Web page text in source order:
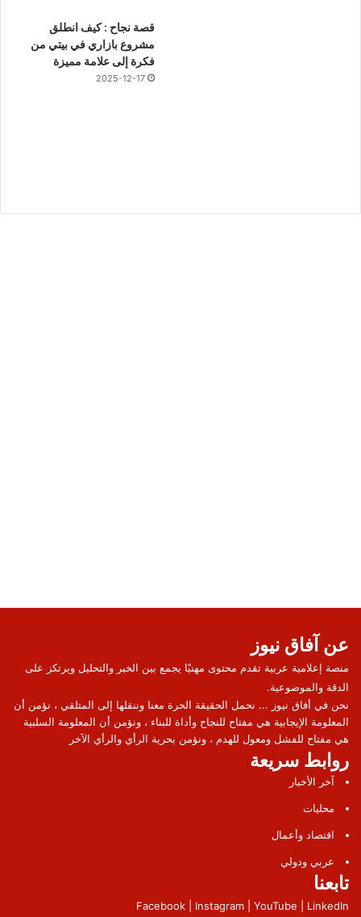
قصة نجاح : كيف انطلق
مشروع بازاري في بيتي من
فكرة إلى علامة مميزة
2025-12-17
عن آفاق نيوز
منصة إعلامية عربية تقدم محتوى مهنيًا يجمع بين الخبر والتحليل ويرتكز على
الدقة والموضوعية.
نحن في أفاق نيوز ... نحمل الحقيقة الحرة معنا وننقلها إلى المتلقي ، نؤمن أن
المعلومة الإيجابية هي مفتاح للنجاح وأداة للبناء ، ونؤمن أن المعلومة السلبية
هي مفتاح للفشل ومعول للهدم ، ونؤمن بحرية الرأي والرأي الآخر
روابط سريعة
آخر الأخبار
محليات
اقتصاد وأعمال
عربي ودولي
تابعنا
Facebook | Instagram | YouTube | LinkedIn